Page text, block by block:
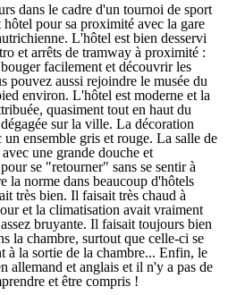
dans le cadre d'un tournoi de sport
pour sa proximité avec la gare
L'hôtel est bien desservi
et arrêts de tramway à proximité :
facilement et découvrir les
pouvez aussi rejoindre le musée du
environ. L'hôtel est moderne et la
quasiment tout en haut du
sur la ville. La décoration
un ensemble gris et rouge. La salle de
une grande douche et
se "retourner" sans se sentir à
la norme dans beaucoup d'hôtels
très bien. Il faisait très chaud à
et la climatisation avait vraiment
bruyante. Il faisait toujours bien
la chambre, surtout que celle-ci se
à la sortie de la chambre... Enfin, le
allemand et anglais et il n'y a pas de
et être compris !